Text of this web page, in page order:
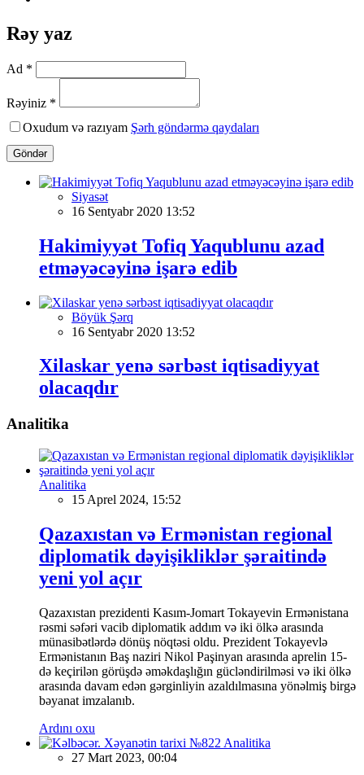
Rəy yaz
Ad *
Rəyiniz *
Oxudum və razıyam Şərh göndərmə qaydaları
Göndər
Siyasət
16 Sentyabr 2020 13:52
Hakimiyyət Tofiq Yaqublunu azad
etməyəcəyinə işarə edib
Böyük Şərq
16 Sentyabr 2020 13:52
Xilaskar yenə sərbəst iqtisadiyyat
olacaqdır
Analitika
Analitika
15 Aprel 2024, 15:52
Qazaxıstan və Ermənistan regional
diplomatik dəyişikliklər şəraitində
yeni yol açır
Qazaxıstan prezidenti Kasım-Jomart Tokayevin Ermənistana
rəsmi səfəri vacib diplomatik addım və iki ölkə arasında
münasibətlərdə dönüş nöqtəsi oldu. Prezident Tokayevlə
Ermənistanın Baş naziri Nikol Paşinyan arasında aprelin 15-
də keçirilən görüşdə əməkdaşlığın gücləndirilməsi və iki ölkə
arasında davam edən gərginliyin azaldılmasına yönəlmiş birgə
bəyanat imzalanıb.
Ardını oxu
Analitika
27 Mart 2023, 00:04